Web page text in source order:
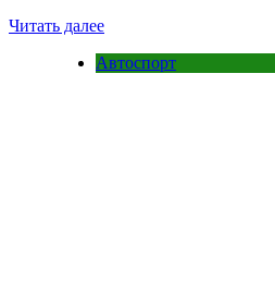
Читать далее
Автоспорт